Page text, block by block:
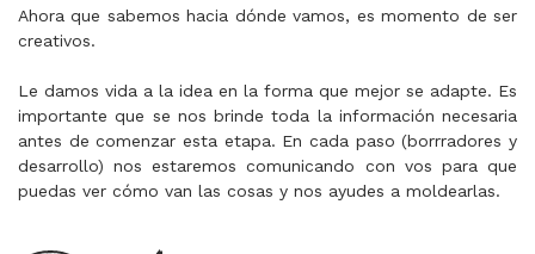
Ahora que sabemos hacia dónde vamos, es momento de ser
creativos.
Le damos vida a la idea en la forma que mejor se adapte. Es
importante que se nos brinde toda la información necesaria
antes de comenzar esta etapa. En cada paso (borrradores y
desarrollo) nos estaremos comunicando con vos para que
puedas ver cómo van las cosas y nos ayudes a moldearlas.